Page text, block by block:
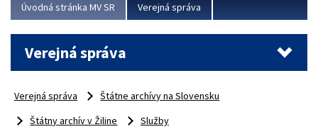
Úvodná stránka MV SR Verejná správa
Verejná správa
Verejná správa
Štátne archívy na Slovensku
Štátny archív v Žiline
Služby